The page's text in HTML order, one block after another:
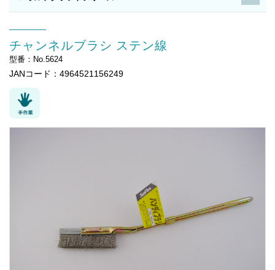
チャンネルブラシ ステン線
型番：No.5624
JANコード：4964521156249